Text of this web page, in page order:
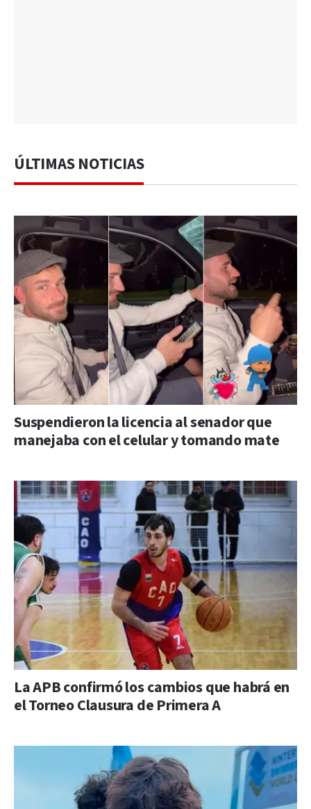
ÚLTIMAS NOTICIAS
Suspendieron la licencia al senador que
manejaba con el celular y tomando mate
La APB confirmó los cambios que habrá en
el Torneo Clausura de Primera A